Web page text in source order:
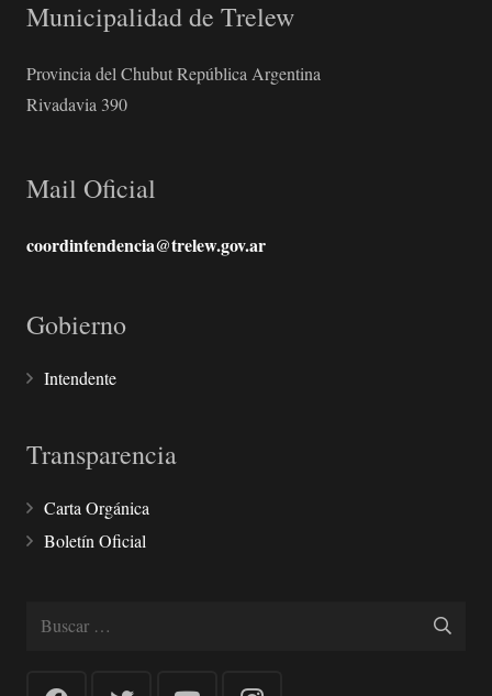
Municipalidad de Trelew
Provincia del Chubut República Argentina
Rivadavia 390
Mail Oficial
coordintendencia@trelew.gov.ar
Gobierno
Intendente
Transparencia
Carta Orgánica
Boletín Oficial
Buscar: